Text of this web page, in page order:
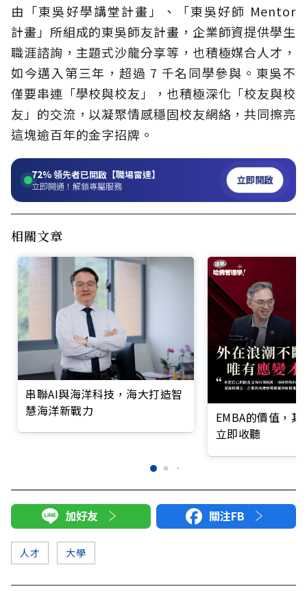
由「東吳好學講堂計畫」、「東吳好師 Mentor
計畫」所組成的東吳師友計畫，企業師資提供學生
職涯諮詢，主題式沙龍分享等，也積極媒合人才，
如今邁入第三年，超過 7 千名同學參與。東吳不
僅要串連「學校與校友」，也積極深化「校友與校
友」的交流，以凝聚情感穩固校友網絡，共同擦亮
這塊逾百年的金字招牌。
72%領先者已開啟【職場雷達】
立即開通！解鎖專屬服務 立即開啟
相關文章
串聯AI與海洋科技，海大打造智
慧海洋新戰力
EMBA的價值，
立即收聽
加好友 關注FB
人才 大學